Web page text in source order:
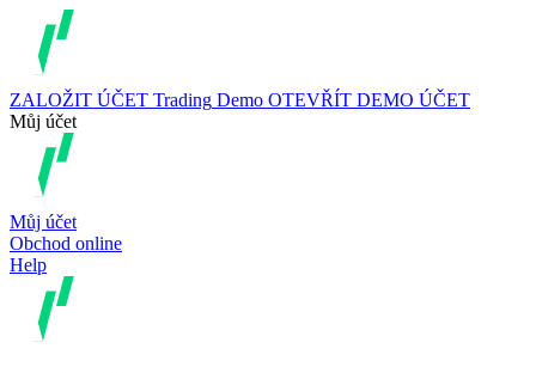
ZALOŽIT ÚČET Trading Demo OTEVŘÍT DEMO ÚČET
Můj účet
Můj účet
Obchod online
Help